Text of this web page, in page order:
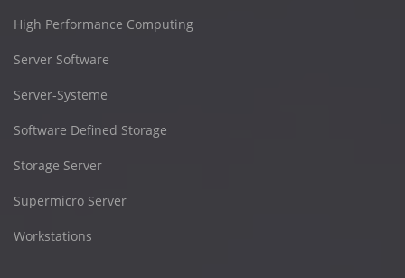
High Performance Computing
Server Software
Server-Systeme
Software Defined Storage
Storage Server
Supermicro Server
Workstations